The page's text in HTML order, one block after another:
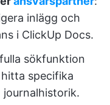
inlägg och
i ClickUp Docs.
sökfunktion
specifika